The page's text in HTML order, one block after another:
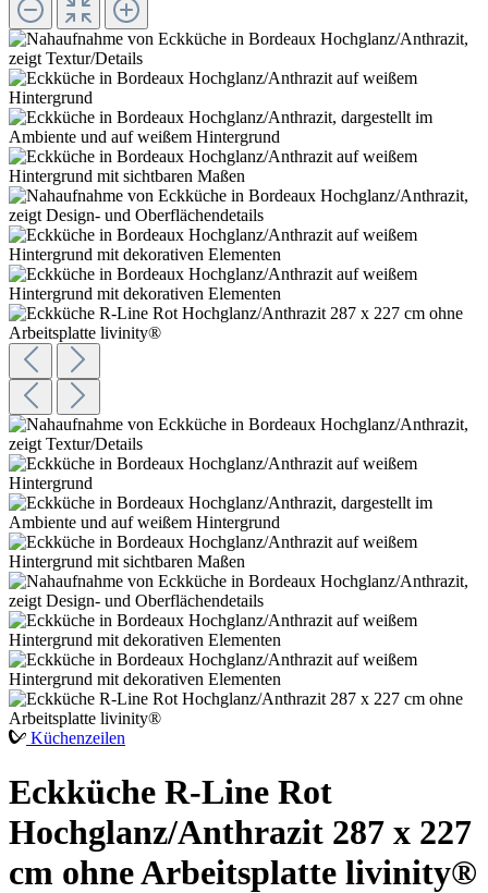
Küchenzeilen
Eckküche R-Line Rot
Hochglanz/Anthrazit 287 x 227
cm ohne Arbeitsplatte livinity®